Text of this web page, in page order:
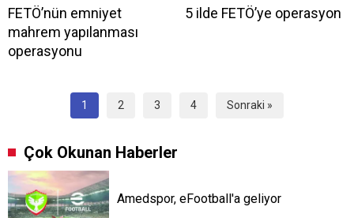
FETÖ’nün emniyet
mahrem yapılanması
operasyonu
5 ilde FETÖ’ye operasyon
1 2 3 4 Sonraki »
Çok Okunan Haberler
Amedspor, eFootball'a geliyor